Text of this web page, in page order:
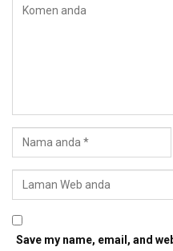
Save my name, email, and